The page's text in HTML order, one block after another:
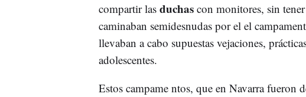
compartir las duchascon monitores, sin
caminaban semidesnudas por el el
llevaban a cabo supuestas vejaciones,
adolescentes.
Estos campame ntos, que en Navarra fueron